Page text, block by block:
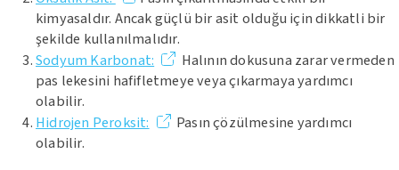
kimyasaldır. Ancak güçlü bir asit olduğu için dikkatli bir
şekilde kullanılmalıdır.
Sodyum Karbonat:
Halının dokusuna zarar vermeden
pas lekesini hafifletmeye veya çıkarmaya yardımcı
olabilir.
Hidrojen Peroksit:
Pasın çözülmesine yardımcı
olabilir.